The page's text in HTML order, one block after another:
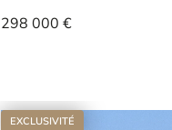
298 000 €
EXCLUSIVITÉ